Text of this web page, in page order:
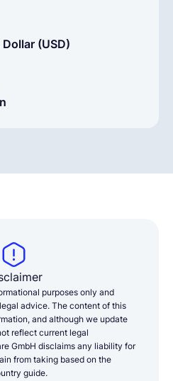
(USD)
purposes only and
advice. The content of this
and although we update
reflect current legal
GmbH disclaims any liability for
from taking based on the
guide.